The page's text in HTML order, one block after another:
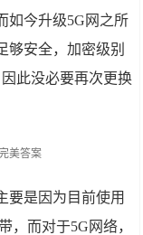
如今升级5G网之所
够安全，加密级别
此没必要再次更换
要是因为目前使用
，而对于5G网络，